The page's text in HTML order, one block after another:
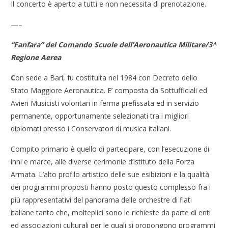
Il concerto è aperto a tutti e non necessita di prenotazione.
—–
“Fanfara” del Comando Scuole dell’Aeronautica Militare/3^
Regione Aerea
Con sede a Bari, fu costituita nel 1984 con Decreto dello
Stato Maggiore Aeronautica. E’ composta da Sottufficiali ed
Avieri Musicisti volontari in ferma prefissata ed in servizio
permanente, opportunamente selezionati tra i migliori
diplomati presso i Conservatori di musica italiani.
Compito primario è quello di partecipare, con l’esecuzione di
inni e marce, alle diverse cerimonie d’istituto della Forza
Armata. L’alto profilo artistico delle sue esibizioni e la qualità
dei programmi proposti hanno posto questo complesso fra i
più rappresentativi del panorama delle orchestre di fiati
italiane tanto che, molteplici sono le richieste da parte di enti
ed associazioni culturali per le quali si propongono programmi